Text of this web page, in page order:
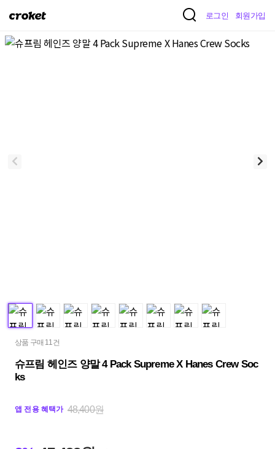
크
켓
로그인 회원가입
상품 구매 11건
슈프림 헤인즈 양말 4 Pack Supreme X Hanes Crew Soc
ks
앱 전용 혜택가 48,400원